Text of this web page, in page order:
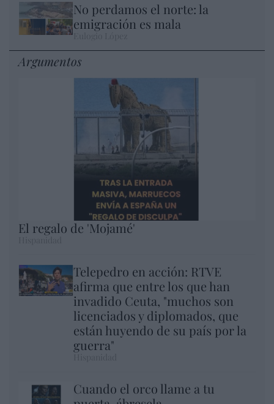
No perdamos el norte: la
emigración es mala
Argumentos
El regalo de 'Mojamé'
Telepedro en acción: RTVE
afirma que entre los que han
invadido Ceuta, "muchos son
licenciados y diplomados, que
están huyendo de su país por la
guerra"
Cuando el orco llame a tu